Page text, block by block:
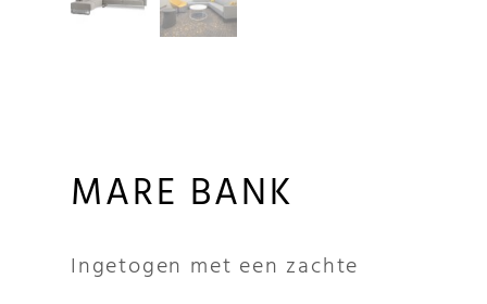
MARE BANK
Ingetogen met een zachte